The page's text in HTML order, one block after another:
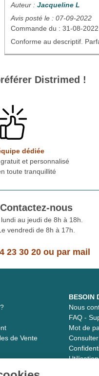
Auteur : Jacqueline L
Avis posté le : 07-09-2022
Commande du : 31-08-2022
Conforme au descriptif.
Distrimed !
dédiée
et personnalisé
toute tranquillité
Contactez-nous
au jeudi de 8h à 18h.
vendredi de 8h à 17h.
23 30 20 ou par mail
de Vente
BESOIN
Nous
FAQ -
Mot de